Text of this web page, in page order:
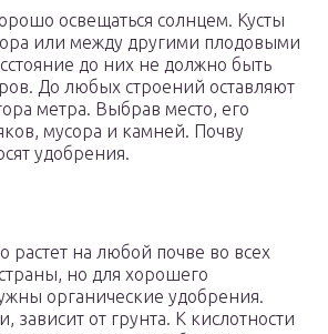
освещаться солнцем. Кусты
или между другими плодовыми
до них не должно быть
До любых строений оставляют
метра. Выбрав место, его
мусора и камней. Почву
удобрения.
растет на любой почве во всех
но для хорошего
органические удобрения.
зависит от грунта. К кислотности